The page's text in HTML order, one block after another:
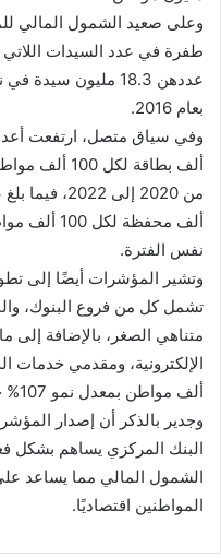
وعلى صعيد الشمول المالي
طفرة في عدد السيدات اللاتي
بعام 2016.
نفس الفترة.
وتشير المؤشرات أيضًا إلى
تشمل كل من فروع البنوك،
متناهي الصغر، بالإضافة إلى
ألف مواطن بمعدل نمو 107% خلال الفترة من 2020 إلى 2022.
وجدير بالذكر أن إصدار
البنك المركزي يساهم بشكل
الشمول المالي مما يساعد
المواطنين اقتصاديًا.